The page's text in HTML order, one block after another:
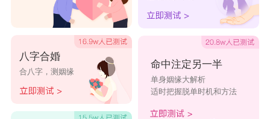
八字合婚
合八字，测姻缘
命中注定另一半
单身姻缘大解析
适时把握脱单时机和方法